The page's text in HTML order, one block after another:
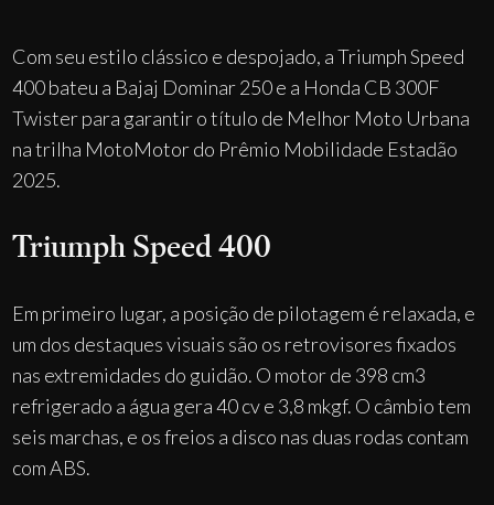
Com seu estilo clássico e despojado, a Triumph Speed
400 bateu a Bajaj Dominar 250 e a Honda CB 300F
Twister para garantir o título de Melhor Moto Urbana
na trilha MotoMotor do Prêmio Mobilidade Estadão
2025.
Triumph Speed 400
Em primeiro lugar, a posição de pilotagem é relaxada, e
um dos destaques visuais são os retrovisores fixados
nas extremidades do guidão. O motor de 398 cm3
refrigerado a água gera 40 cv e 3,8 mkgf. O câmbio tem
seis marchas, e os freios a disco nas duas rodas contam
com ABS.